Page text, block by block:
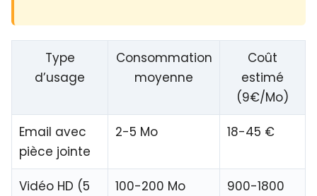
Type
d’usage
Consommation
moyenne
Coût
estimé
(9€/Mo)
Email avec
pièce jointe
2-5 Mo 18-45 €
Vidéo HD (5
100-200 Mo
900-1800